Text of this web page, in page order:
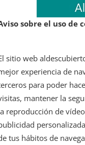
sobre el uso de
sitio web
experiencia de
para poder
mantener la
reproducción de
tus hábitos de